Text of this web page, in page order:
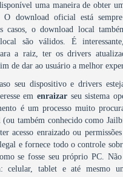
uma maneira de obter
O download oficial está
casos, o download local
são válidos. É
a raiz, ter os drivers
de dar ao usuário a melhor
seu dispositivo e drivers
em enraizar seu sistema
é um processo muito
também conhecido como
acesso enraizado ou
e fornece todo o controle
se fosse seu próprio PC.
celular, tablet e até mesmo